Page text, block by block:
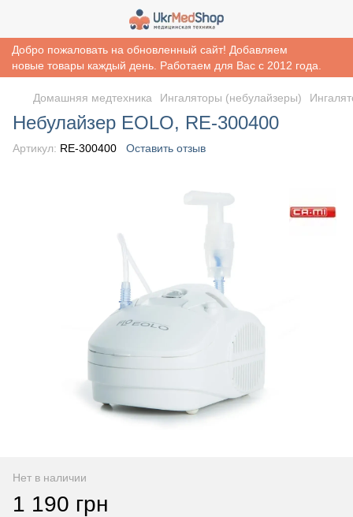
Добро пожаловать на обновленный сайт! Добавляем
новые товары каждый день. Работаем для Вас с 2012 года.
Домашняя медтехника Ингаляторы (небулайзеры)
Небулайзер EOLO, RE-300400
Артикул: RE-300400 Оставить отзыв
Нет в наличии
1 190 грн